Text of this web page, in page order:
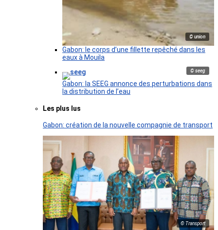
© union
Gabon: le corps d’une fillette repêché dans les
eaux à Mouila
© seeg
Gabon: la SEEG annonce des perturbations dans
la distribution de l’eau
Les plus lus
Gabon: création de la nouvelle compagnie de transport
© Transport